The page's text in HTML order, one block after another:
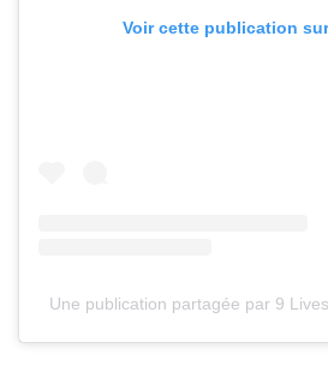
Voir cette publication
Une publication partagée par 9